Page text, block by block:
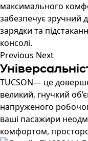
максимального
забезпечує зручний
зарядки та
консолі.
Previous Next
TUCSON— це
великий, гнучкий
напруженого
ваші пасажири
комфортом,